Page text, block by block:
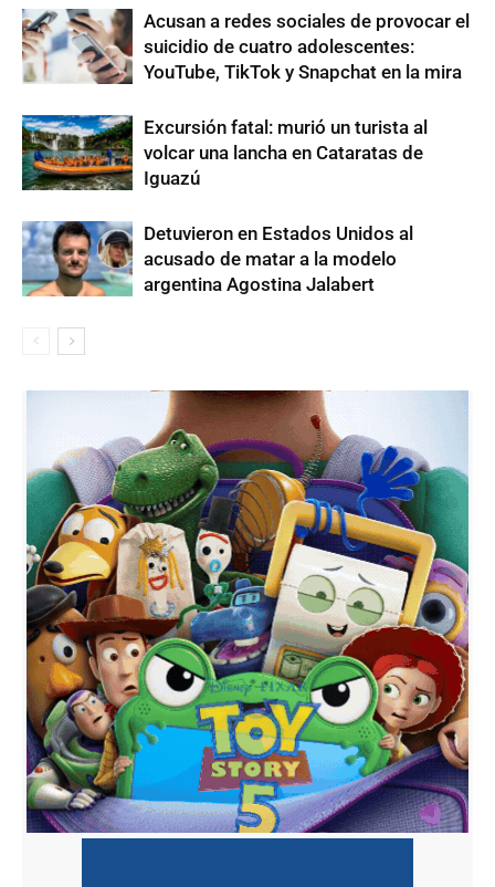
Acusan a redes sociales de provocar el
suicidio de cuatro adolescentes:
YouTube, TikTok y Snapchat en la mira
Excursión fatal: murió un turista al
volcar una lancha en Cataratas de
Iguazú
Detuvieron en Estados Unidos al
acusado de matar a la modelo
argentina Agostina Jalabert